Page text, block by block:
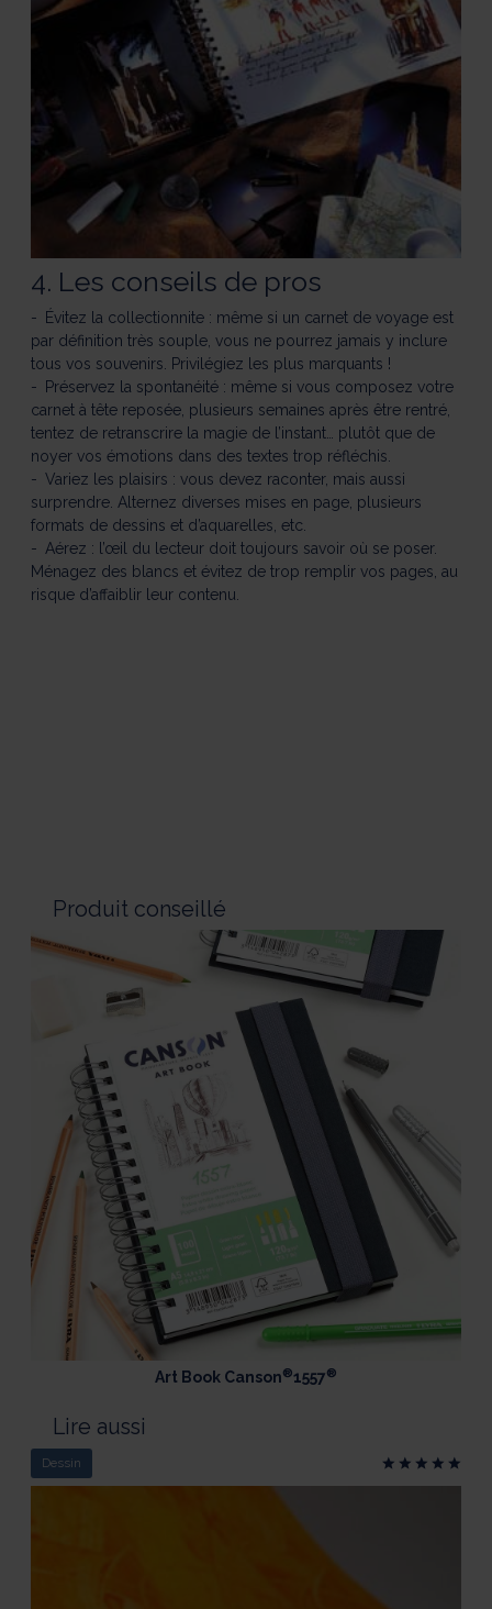
4. Les conseils de pros
Évitez la collectionnite : même si un carnet de voyage est
par définition très souple, vous ne pourrez jamais y inclure
tous vos souvenirs. Privilégiez les plus marquants !
Préservez la spontanéité : même si vous composez votre
carnet à tête reposée, plusieurs semaines après être rentré,
tentez de retranscrire la magie de l’instant… plutôt que de
noyer vos émotions dans des textes trop réfléchis.
Variez les plaisirs : vous devez raconter, mais aussi
surprendre. Alternez diverses mises en page, plusieurs
formats de dessins et d’aquarelles, etc.
Aérez : l’œil du lecteur doit toujours savoir où se poser.
Ménagez des blancs et évitez de trop remplir vos pages, au
risque d’affaiblir leur contenu.
Produit conseillé
Art Book Canson®1557®
Lire aussi
Dessin